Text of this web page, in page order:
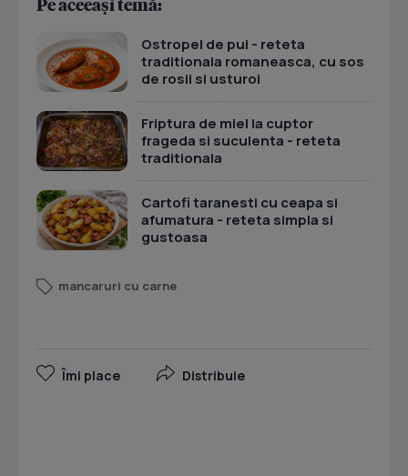
Ostropel de pui - reteta
traditionala romaneasca, cu sos
de rosii si usturoi
Friptura de miel la cuptor
frageda si suculenta - reteta
traditionala
Cartofi taranesti cu ceapa si
afumatura - reteta simpla si
gustoasa
mancaruri cu carne
Îmi place Distribuie